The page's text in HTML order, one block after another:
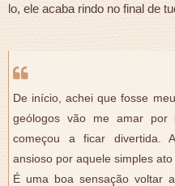
lo, ele acaba rindo no final de
De início, achei que fosse
geólogos vão me amar por
começou a ficar divertida.
ansioso por aquele simples
É uma boa sensação voltar